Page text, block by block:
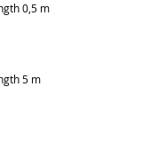
0,5 m
5 m